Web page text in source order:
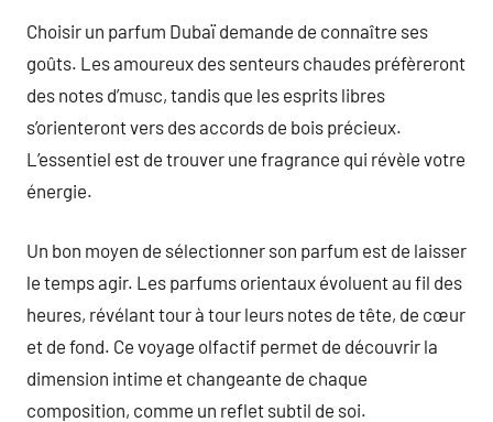
Choisir un parfum Dubaï demande de connaître ses
goûts. Les amoureux des senteurs chaudes préfèreront
des notes d’musc, tandis que les esprits libres
s’orienteront vers des accords de bois précieux.
L’essentiel est de trouver une fragrance qui révèle votre
énergie.
Un bon moyen de sélectionner son parfum est de laisser
le temps agir. Les parfums orientaux évoluent au fil des
heures, révélant tour à tour leurs notes de tête, de cœur
et de fond. Ce voyage olfactif permet de découvrir la
dimension intime et changeante de chaque
composition, comme un reflet subtil de soi.